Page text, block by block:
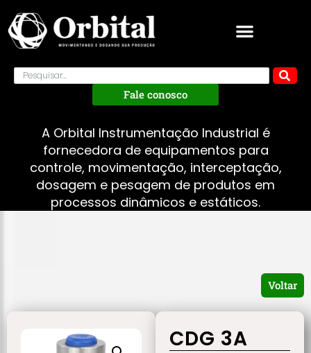
Fale conosco
A Orbital Instrumentação Industrial é
fornecedora de equipamentos para
controle, movimentação, interceptação,
dosagem e pesagem de produtos em
processos dinâmicos e estáticos.
Voltar
CDG 3A